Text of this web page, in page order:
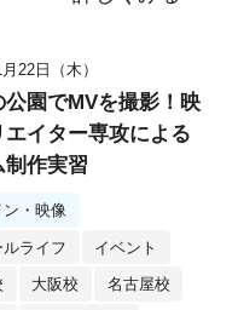
22日（木）
公園でMVを撮影！映
エイター専攻による
制作実習
ン・映像
ルライフ イベント
大阪校 名古屋校